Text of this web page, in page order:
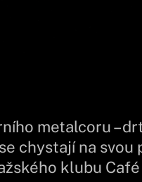
metalcoru –
chystají na svou
klubu Café